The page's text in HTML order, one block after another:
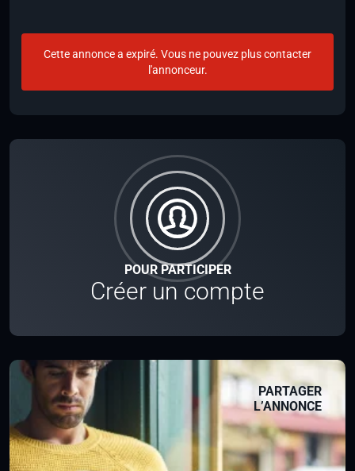
POUR PARTICIPER
Créer un compte
PARTAGER
L’ANNONCE
Cette annonce a expiré. Vous ne pouvez plus contacter
l'annonceur.